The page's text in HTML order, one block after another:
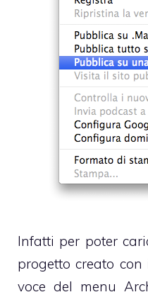
Infatti per poter
progetto creato con
voce del menu